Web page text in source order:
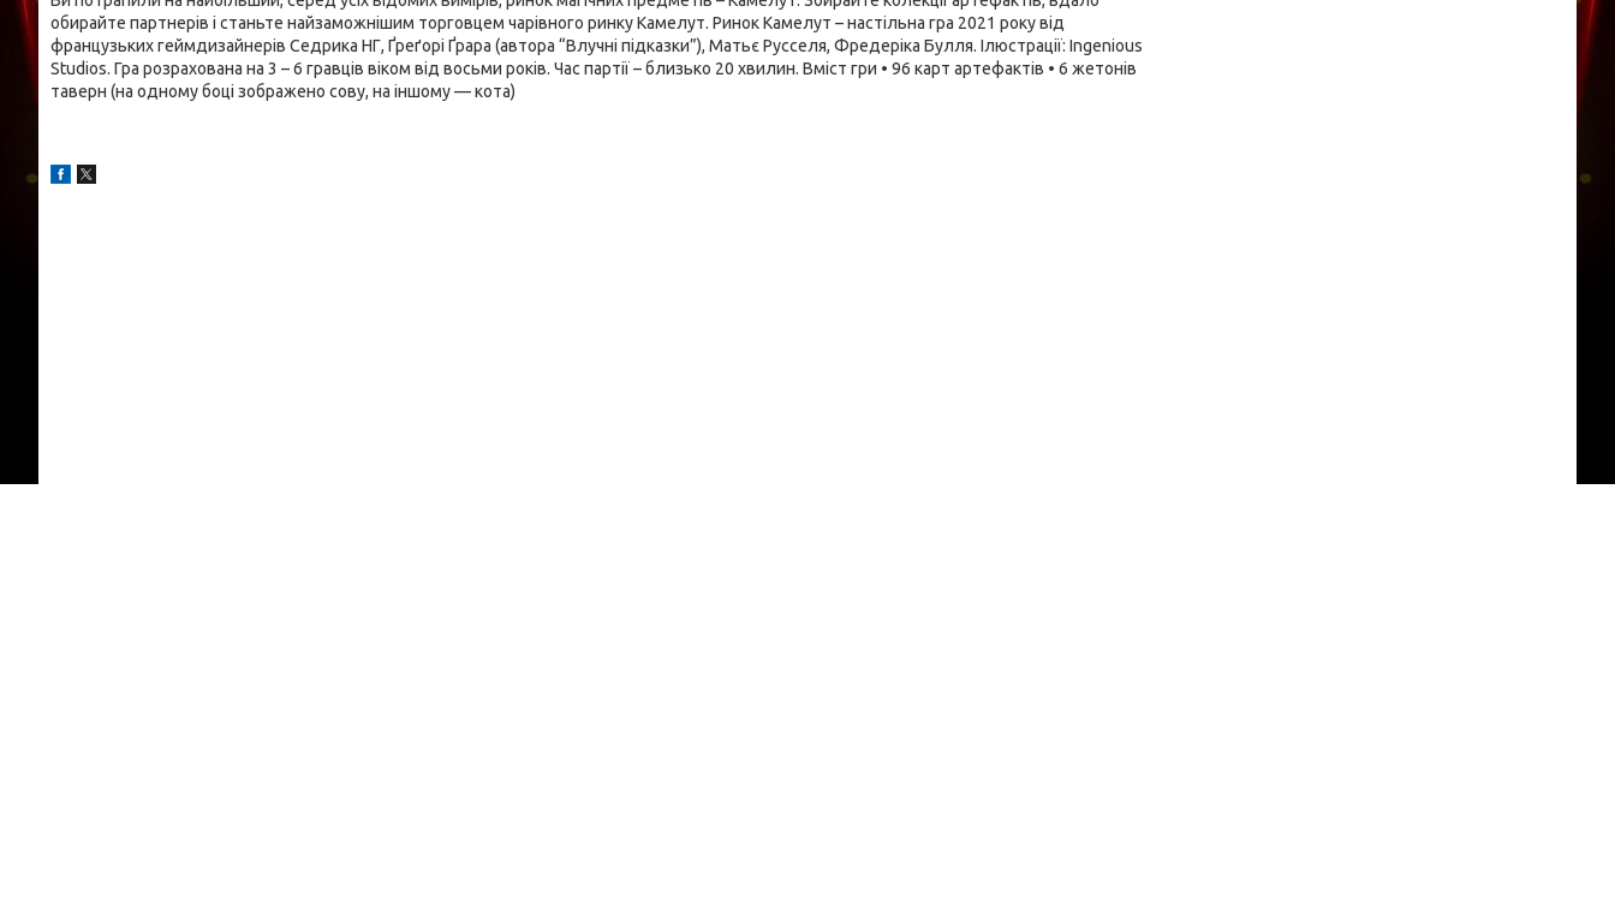
обирайте партнерів і станьте найзаможнішим торговцем чарівного ринку Камелут. Ринок Камелут – настільна гра 2021 року від
французьких геймдизайнерів Седрика НГ, Ґреґорі Ґрара (автора “Влучні підказки”), Матьє Русселя, Фредеріка Булля. Ілюстрації: Ingenious
Studios. Гра розрахована на 3 – 6 гравців віком від восьми років. Час партії – близько 20 хвилин. Вміст гри • 96 карт артефактів • 6 жетонів
таверн (на одному боці зображено сову, на іншому — кота)